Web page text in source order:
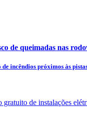
de queimadas nas
incêndios próximos às